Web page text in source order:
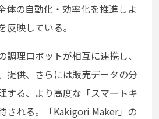
体の自動化・効率化を推進しよ
反映している。
調理ロボットが相互に連携し、
提供、さらには販売データの分
する、より高度な「スマートキ
される。「Kakigori Maker」の